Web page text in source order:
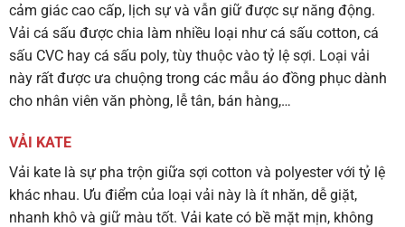
cảm giác cao cấp, lịch sự và vẫn giữ được sự năng động.
Vải cá sấu được chia làm nhiều loại như cá sấu cotton, cá
sấu CVC hay cá sấu poly, tùy thuộc vào tỷ lệ sợi. Loại vải
này rất được ưa chuộng trong các mẫu áo đồng phục dành
cho nhân viên văn phòng, lễ tân, bán hàng,…
VẢI KATE
Vải kate là sự pha trộn giữa sợi cotton và polyester với tỷ lệ
khác nhau. Ưu điểm của loại vải này là ít nhăn, dễ giặt,
nhanh khô và giữ màu tốt. Vải kate có bề mặt mịn, không